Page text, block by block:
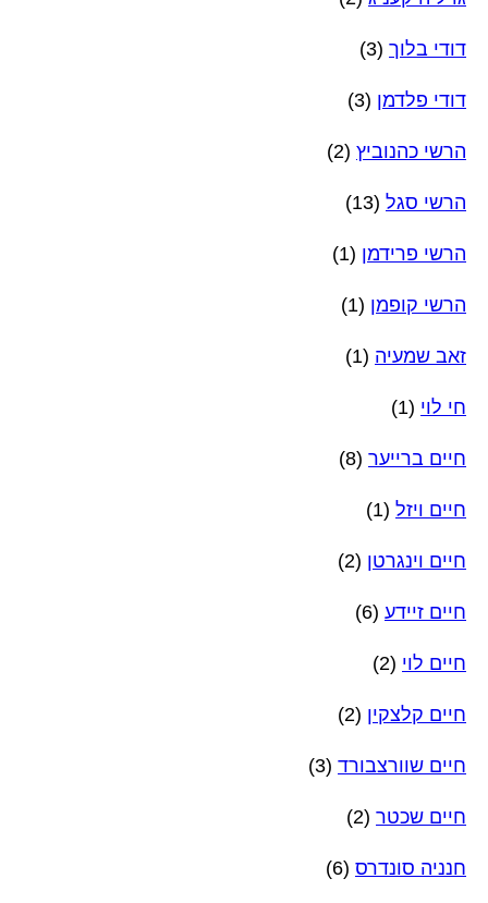
דודי בלוך (3)
דודי פלדמן (3)
הרשי כהנוביץ (2)
הרשי סגל (13)
הרשי פרידמן (1)
הרשי קופמן (1)
זאב שמעיה (1)
חי לוי (1)
חיים ברייער (8)
חיים ויזל (1)
חיים וינגרטן (2)
חיים זיידע (6)
חיים לוי (2)
חיים קלצקין (2)
חיים שוורצבורד (3)
חיים שכטר (2)
חנניה סונדרס (6)